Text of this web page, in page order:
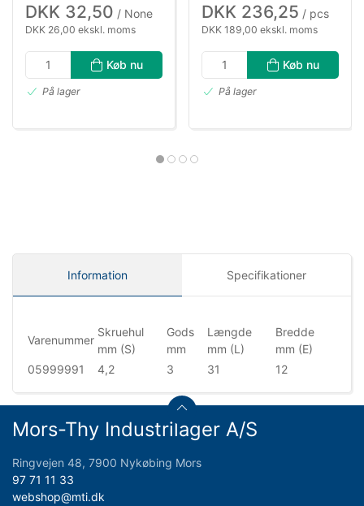
DKK 32,50 / None
DKK 26,00 ekskl. moms
Køb nu
På lager
DKK 236,25 / pcs
DKK 189,00 ekskl. moms
Køb nu
På lager
Information Specifikationer
Varenummer
Skruehul
mm (S)
Gods
mm
Længde
mm (L)
Bredde
mm (E)
05999991
4,2 3 31 12
Mors-Thy Industrilager A/S
Ringvejen 48, 7900 Nykøbing Mors
97 71 11 33
webshop@mti.dk